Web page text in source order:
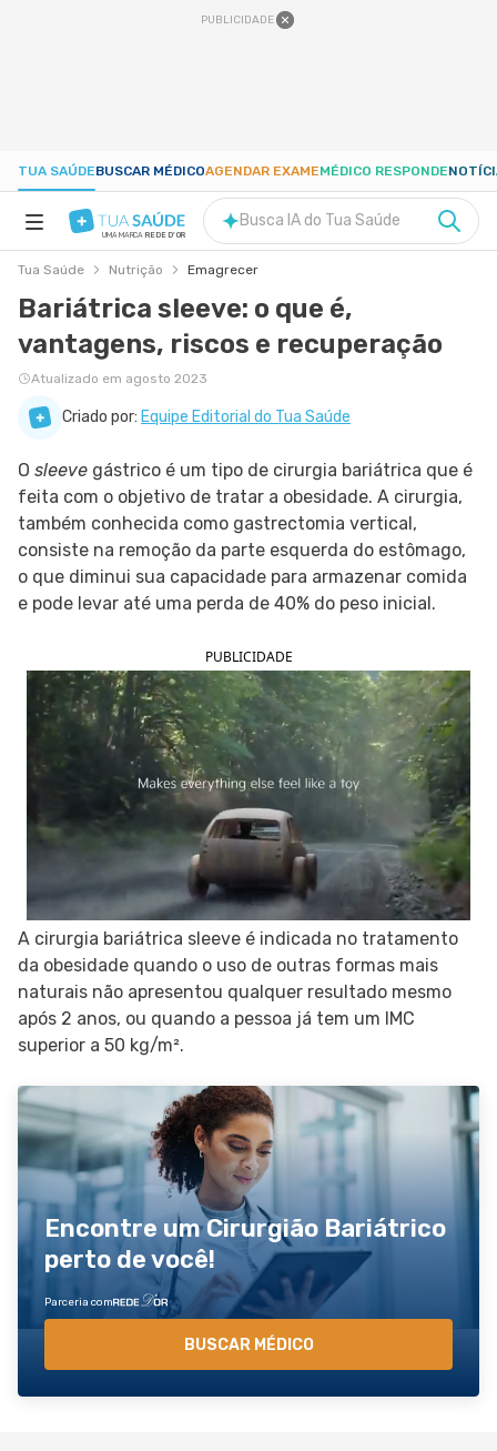
PUBLICIDADE
TUA SAÚDEBUSCAR MÉDICOAGENDAR EXAMEMÉDICO RESPONDE
NUTRIÇÃO
GRAVIDEZ
BEM-ESTAR
SIGA O TUA SAÚDE NAS REDES SOCIAIS
UMA MARCA REDE D'OR
Busca IA do Tua Saúde
Tua Saúde Nutrição Emagrecer
Bariátrica sleeve: o que é,
vantagens, riscos e recuperação
Atualizado em agosto 2023
Criado por: Equipe Editorial do Tua Saúde
O sleeve gástrico é um tipo de cirurgia bariátrica que é
feita com o objetivo de tratar a obesidade. A cirurgia,
também conhecida como gastrectomia vertical,
consiste na remoção da parte esquerda do estômago,
o que diminui sua capacidade para armazenar comida
e pode levar até uma perda de 40% do peso inicial.
PUBLICIDADE
A cirurgia bariátrica sleeve é indicada no tratamento
da obesidade quando o uso de outras formas mais
naturais não apresentou qualquer resultado mesmo
após 2 anos, ou quando a pessoa já tem um IMC
superior a 50 kg/m².
Encontre um Cirurgião Bariátrico
perto de você!
Parceria com
BUSCAR MÉDICO